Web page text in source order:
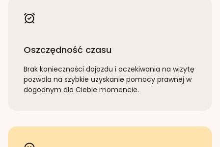
Oszczędność czasu
Brak konieczności dojazdu i oczekiwania na wizytę
pozwala na szybkie uzyskanie pomocy prawnej w
dogodnym dla Ciebie momencie.